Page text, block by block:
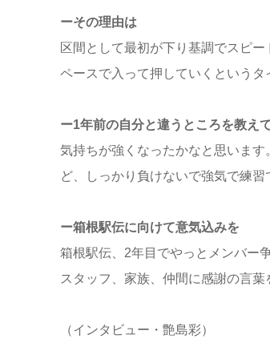
ーその理由は
区間として最初が下り基調でスピ
ペースで入って押していくというタ
ー1年前の自分と違うところを教え
気持ちが強くなったかなと思いま
ど、しっかり負けないで強気で練習
ー箱根駅伝に向けて意気込みを
箱根駅伝、2年目でやっとメンバー
スタッフ、家族、仲間に感謝の言
（インタビュー・艶島彩）